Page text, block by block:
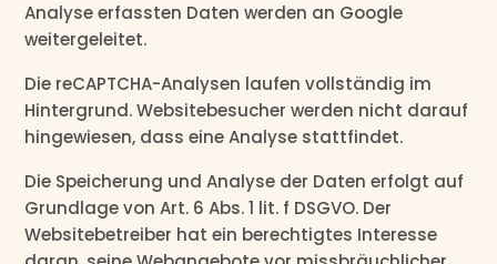
Analyse erfassten Daten werden an Google
weitergeleitet.
Die reCAPTCHA-Analysen laufen vollständig im
Hintergrund. Websitebesucher werden nicht darauf
hingewiesen, dass eine Analyse stattfindet.
Die Speicherung und Analyse der Daten erfolgt auf
Grundlage von Art. 6 Abs. 1 lit. f DSGVO. Der
Websitebetreiber hat ein berechtigtes Interesse